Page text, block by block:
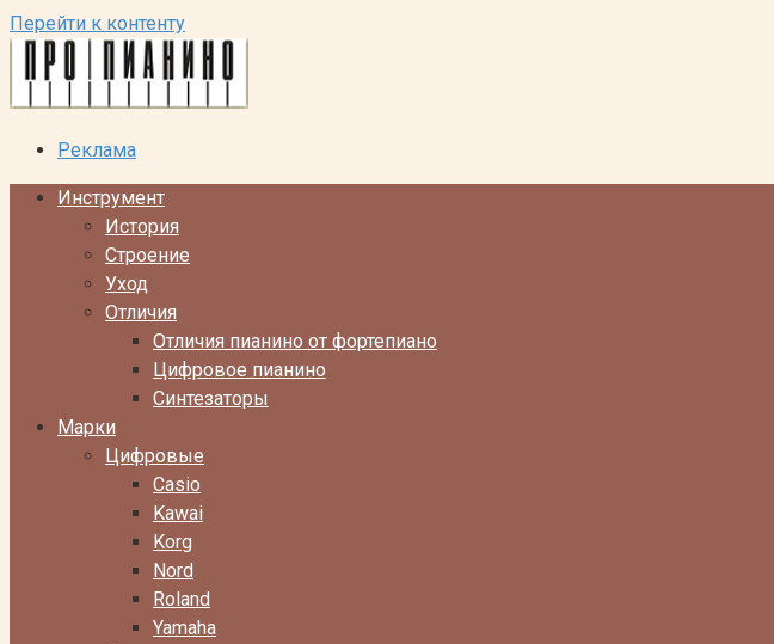
Перейти к контенту
Реклама
Инструмент
История
Строение
Уход
Отличия
Отличия пианино от фортепиано
Цифровое пианино
Синтезаторы
Марки
Цифровые
Casio
Kawai
Korg
Nord
Roland
Yamaha